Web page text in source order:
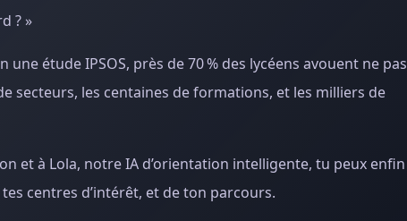
? »
étude IPSOS, près de 70 % des lycéens avouent ne pas
secteurs, les centaines de formations, et les milliers de
et à Lola, notre IA d’orientation intelligente, tu peux enfin
centres d’intérêt, et de ton parcours.